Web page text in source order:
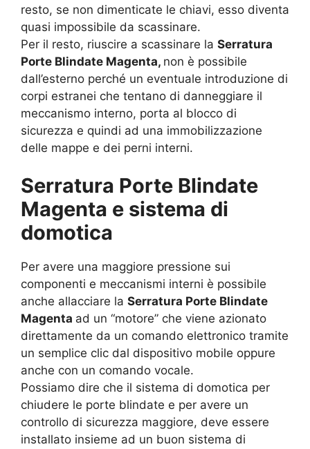
resto, se non dimenticate le chiavi, esso diventa
quasi impossibile da scassinare.
Per il resto, riuscire a scassinare la Serratura
Porte Blindate Magenta, non è possibile
dall’esterno perché un eventuale introduzione di
corpi estranei che tentano di danneggiare il
meccanismo interno, porta al blocco di
sicurezza e quindi ad una immobilizzazione
delle mappe e dei perni interni.
Serratura Porte Blindate
Magenta e sistema di
domotica
Per avere una maggiore pressione sui
componenti e meccanismi interni è possibile
anche allacciare la Serratura Porte Blindate
Magenta ad un “motore” che viene azionato
direttamente da un comando elettronico tramite
un semplice clic dal dispositivo mobile oppure
anche con un comando vocale.
Possiamo dire che il sistema di domotica per
chiudere le porte blindate e per avere un
controllo di sicurezza maggiore, deve essere
installato insieme ad un buon sistema di